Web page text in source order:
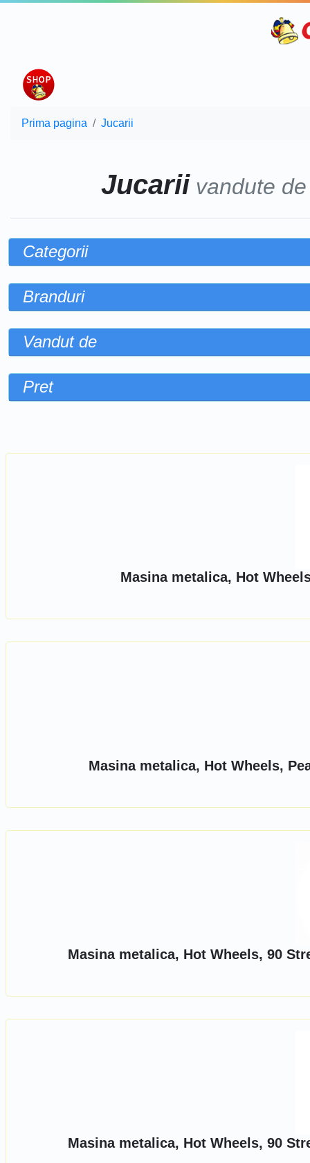
Prima pagina Jucarii
Jucariivandute
Categorii
Branduri
Vandut de
Pret
Masina metalica, Hot
Masina metalica, Hot Wheels,
Masina metalica, Hot Wheels, 90
Masina metalica, Hot Wheels, 90